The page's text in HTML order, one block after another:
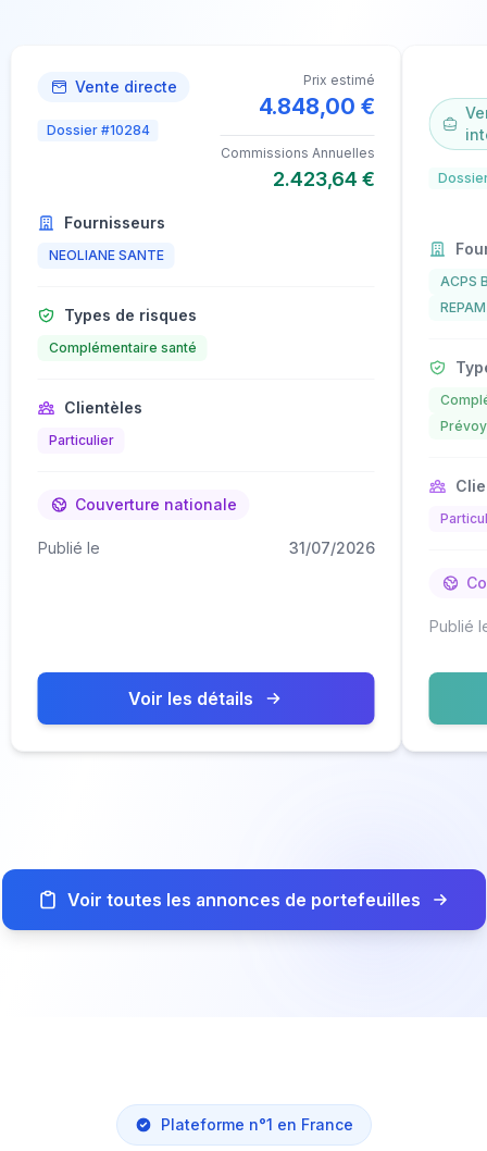
Vente directe
Dossier #10284
Prix estimé
4.848,00 €
Commissions Annuelles
2.423,64 €
Fournisseurs
NEOLIANE SANTE
Types de risques
Complémentaire santé
Clientèles
Particulier
Couverture nationale
Publié le 31/07/2026
Voir les détails
ACPS
Publié le
Voir toutes les annonces de portefeuilles
Plateforme n°1 en France